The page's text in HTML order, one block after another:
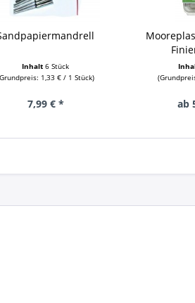
Inhalt6 Stück
1,33 € / 1 Stück)
7,99 € * ab